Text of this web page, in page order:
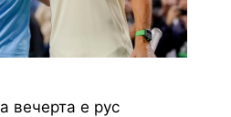
вечерта е рус